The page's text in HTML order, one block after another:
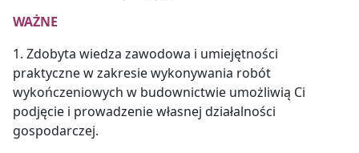
WAŻNE
1. Zdobyta wiedza zawodowa i umiejętności
praktyczne w zakresie wykonywania robót
wykończeniowych w budownictwie umożliwią Ci
podjęcie i prowadzenie własnej działalności
gospodarczej.